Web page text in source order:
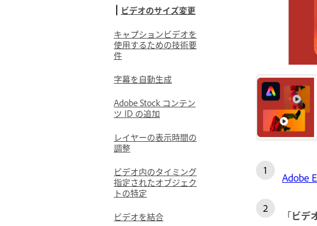
ビデオのサイズ変更
キャプションビデオを
使用するための技術要
件
字幕を自動生成
Adobe Stock コンテン
ツ ID の追加
レイヤーの表示時間の
調整
ビデオ内のタイミング
指定されたオブジェク
トの特定
ビデオを結合
Adobe
「ビデ